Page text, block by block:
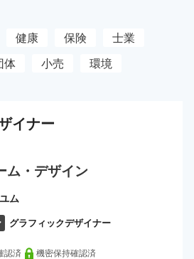
健康 保険
士業
体 小売 環境
イナー
ム・デザイン
ム
グラフィックデザイナー
認済 機密保持確認済